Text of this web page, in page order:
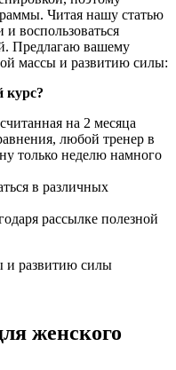
Читая нашу статью
воспользоваться
Предлагаю вашему
массы и развитию силы:
курс?
на 2 месяца
любой тренер в
только неделю намного
в различных
рассылке полезной
женского